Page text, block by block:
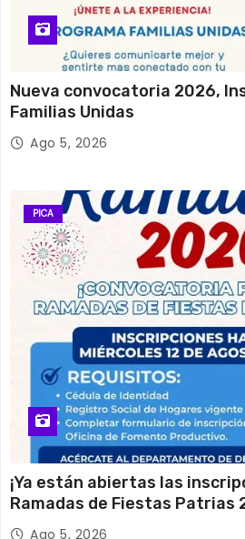
Nueva convocatoria 2026,
Familias Unidas
Ago 5, 2026
PICA
¡Ya están abiertas las
Ramadas de Fiestas Patrias
Ago 5, 2026